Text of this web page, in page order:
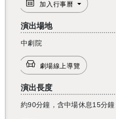
加入行事曆
演出場地
中劇院
劇場線上導覽
演出長度
約90分鐘，含中場休息15分鐘